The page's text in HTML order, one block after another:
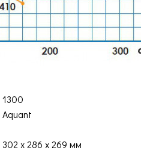
1300
Aquant
302 х 286 х 269 мм